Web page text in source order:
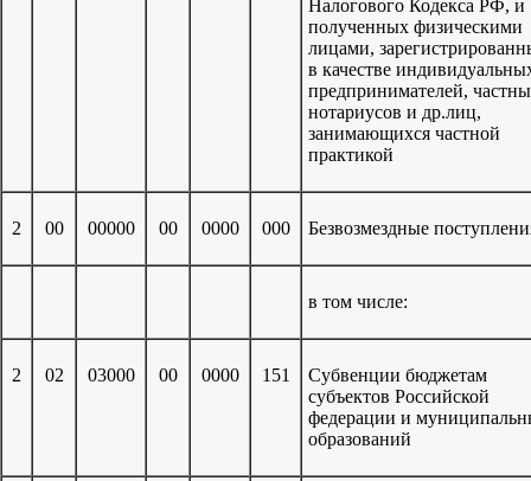
Налогового Кодекса РФ, и
полученных физическими
лицами,
в качестве
предпринимателей,
нотариусов и др.лиц,
занимающихся частной
практикой
2 00 00000 00 0000 000 Безвозмездные
в том числе:
2 02 03000 00 0000 151
Субвенции бюджетам
субъектов Российской
федерации и
образований